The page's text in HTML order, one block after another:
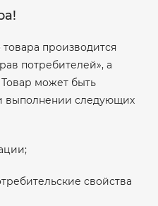
производится
потребителей», а
Товар может быть
выполнении следующих
свойства